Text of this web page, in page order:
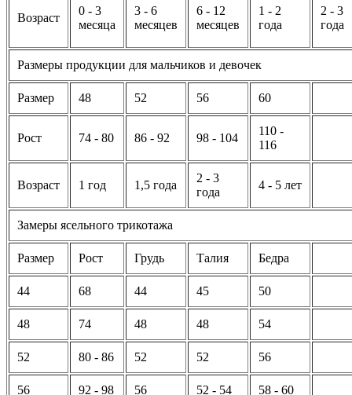
Возраст
0 - 3
месяца
3 - 6
месяцев
6 - 12
месяцев
1 - 2
года
2 - 3
года
Размеры продукции для мальчиков и девочек
Размер 48 52 56 60
Рост 74 - 80 86 - 92 98 - 104
110 -
116
Возраст 1 год 1,5 года
2 - 3
года
4 - 5 лет
Замеры ясельного трикотажа
Размер Рост Грудь Талия Бедра
44 68 44 45 50
48 74 48 48 54
52 80 - 86 52 52 56
56 92 - 98 56 52 - 54 58 - 60